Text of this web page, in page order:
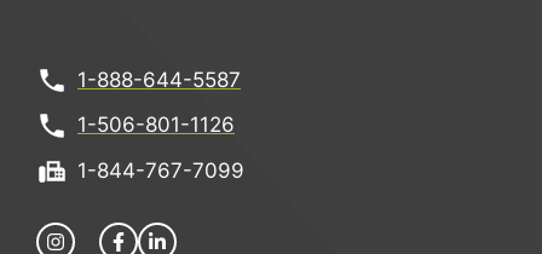
1-888-644-5587
1-506-801-1126
1-844-767-7099